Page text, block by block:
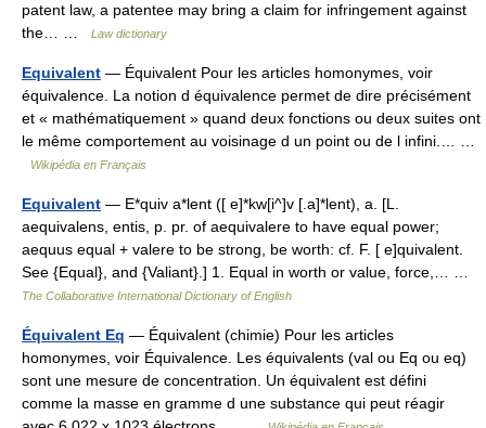
patent law, a patentee may bring a claim for infringement against
the… …
Law dictionary
Equivalent — Équivalent Pour les articles homonymes, voir
équivalence. La notion d équivalence permet de dire précisément
et « mathématiquement » quand deux fonctions ou deux suites ont
le même comportement au voisinage d un point ou de l infini.… …
Wikipédia en Français
Equivalent — E*quiv a*lent ([ e]*kw[i^]v [.a]*lent), a. [L.
aequivalens, entis, p. pr. of aequivalere to have equal power;
aequus equal + valere to be strong, be worth: cf. F. [ e]quivalent.
See {Equal}, and {Valiant}.] 1. Equal in worth or value, force,… …
The Collaborative International Dictionary of English
Équivalent Eq — Équivalent (chimie) Pour les articles
homonymes, voir Équivalence. Les équivalents (val ou Eq ou eq)
sont une mesure de concentration. Un équivalent est défini
comme la masse en gramme d une substance qui peut réagir